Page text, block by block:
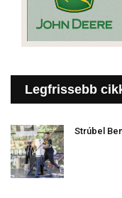
Legfrissebb
Strúbel